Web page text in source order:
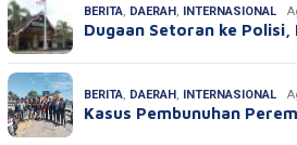
BERITA, DAERAH , INTERNASIONAL
Dugaan Setoran ke
BERITA, DAERAH , INTERNASIONAL
Kasus Pembunuhan